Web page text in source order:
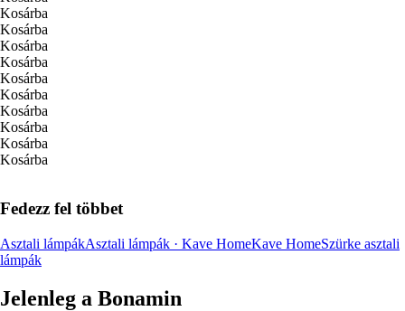
Kosárba
Kosárba
Kosárba
Kosárba
Kosárba
Kosárba
Kosárba
Kosárba
Kosárba
Kosárba
Fedezz fel többet
Asztali lámpákAsztali lámpák · Kave HomeKave HomeSzürke asztali
lámpák
Jelenleg a Bonamin